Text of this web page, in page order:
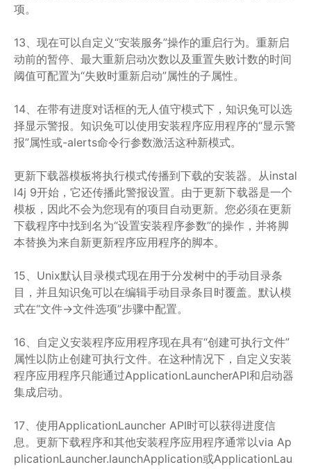
项。
13、现在可以自定义“安装服务”操作的重启行为。重新启
动前的暂停、最大重新启动次数以及重置失败计数的时间
阈值可配置为“失败时重新启动”属性的子属性。
14、在带有进度对话框的无人值守模式下，知识兔可以选
择显示警报。知识兔可以使用安装程序应用程序的“显示警
报”属性或-alerts命令行参数激活这种新模式。
更新下载器模板将执行模式传播到下载的安装器。从instal
l4j 9开始，它还传播此警报设置。由于更新下载器是一个
模板，因此不会为您现有的项目自动更新。您必须在更新
下载程序中找到名为“设置安装程序参数”的操作，并将脚
本替换为来自新更新程序应用程序的脚本。
15、Unix默认目录模式现在用于分发树中的手动目录条
目，并且知识兔可以在编辑手动目录条目时覆盖。默认模
式在“文件->文件选项”步骤中配置。
16、自定义安装程序应用程序现在具有“创建可执行文件”
属性以防止创建可执行文件。在这种情况下，自定义安装
程序应用程序只能通过ApplicationLauncherAPI和启动器
集成启动。
17、使用ApplicationLauncher API时可以获得进度信
息。更新下载程序和其他安装程序应用程序通常以via Ap
plicationLauncher.launchApplication或ApplicationLau